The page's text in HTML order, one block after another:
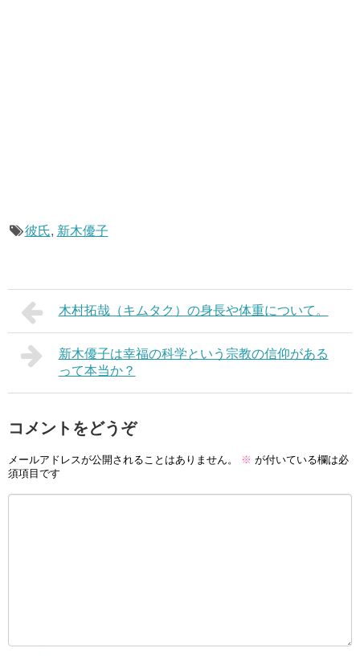
彼氏, 新木優子
木村拓哉（キムタク）の身長や体重について。
新木優子は幸福の科学という宗教の信仰がある
って本当か？
コメントをどうぞ
メールアドレスが公開されることはありません。 ※ が付いている欄は必
須項目です